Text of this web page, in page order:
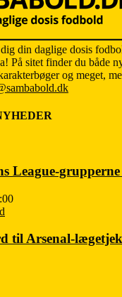
din daglige dosis
På sitet finder du både
og meget,
League-grupperne
til Arsenal-lægetjek